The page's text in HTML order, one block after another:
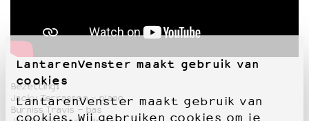
LantarenVenster maakt gebruik van
cookies
LantarenVenster maakt gebruik van
cookies. Wij gebruiken cookies om je
Bezetting:
Jacky Terrasson - piano
Burniss Travis - bas